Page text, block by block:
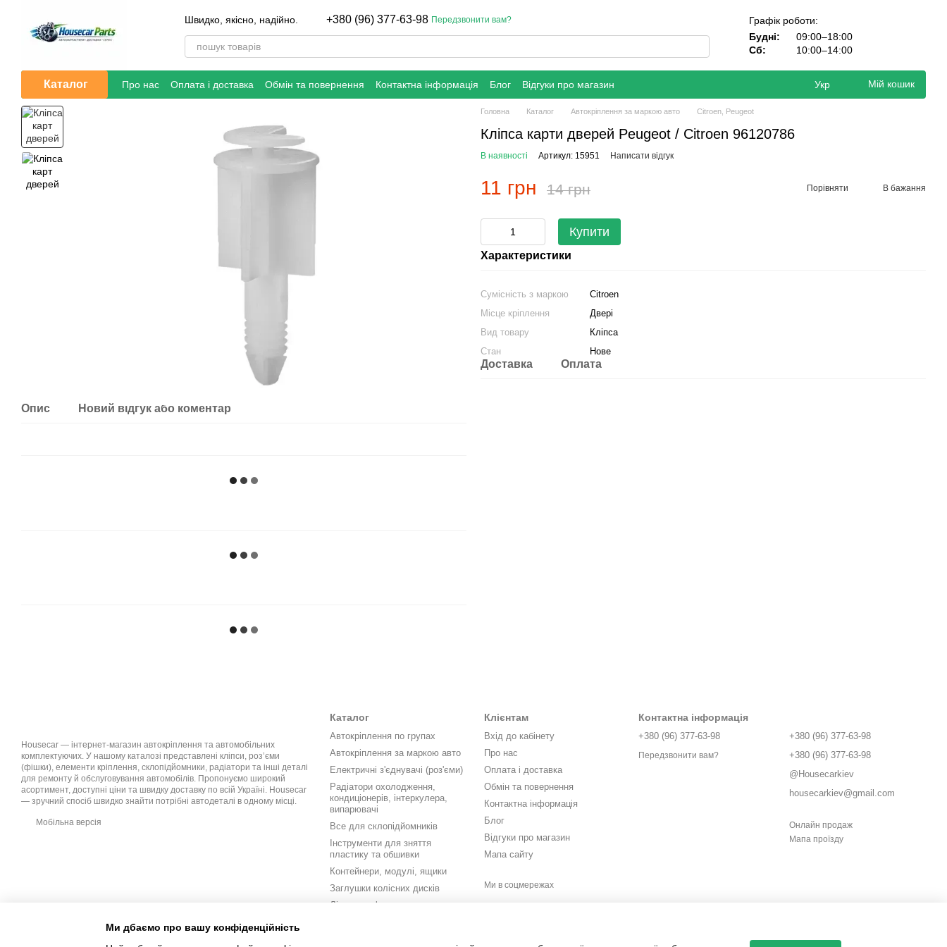
Швидко, якісно, надійно.
+380 (96) 377-63-98 Передзвонити вам?
Графік роботи:
Будні:
09:00–18:00
Сб:
10:00–14:00
Каталог Про нас Оплата і доставка Обмін та повернення Контактна інформація Блог Відгуки про магазин Укр Мій кошик
Опис Новий відгук або коментар
Головна Каталог Автокріплення за маркою авто Citroen, Peugeot
Кліпса карти дверей Peugeot / Citroen 96120786
В наявності Артикул: 15951 Написати відгук
11 грн 14 грн Порівняти В бажання
Купити
Характеристики
Сумісність з маркою
Citroen
Місце кріплення
Двері
Вид товару
Кліпса
Стан
Нове
Доставка Оплата
Housecar — інтернет-магазин автокріплення та автомобільних
комплектуючих. У нашому каталозі представлені кліпси, роз’єми
(фішки), елементи кріплення, склопідйомники, радіатори та інші деталі
для ремонту й обслуговування автомобілів. Пропонуємо широкий
асортимент, доступні ціни та швидку доставку по всій Україні. Housecar
— зручний спосіб швидко знайти потрібні автодеталі в одному місці.
Мобільна версія
Каталог
Автокріплення по групах
Автокріплення за маркою авто
Електричні з'єднувачі (роз'єми)
Радіатори охолодження,
кондиціонерів, інтеркулера,
випарювачі
Все для склопідйомників
Інструменти для зняття
пластику та обшивки
Контейнери, модулі, ящики
Заглушки колісних дисків
Літери, цифри, значки,
Клієнтам
Вхід до кабінету
Про нас
Оплата і доставка
Обмін та повернення
Контактна інформація
Блог
Відгуки про магазин
Мапа сайту
Ми в соцмережах
Контактна інформація
+380 (96) 377-63-98
Передзвонити вам?
+380 (96) 377-63-98
+380 (96) 377-63-98
@Housecarkiev
housecarkiev@gmail.com
Онлайн продаж
Мапа проїзду
Ми дбаємо про вашу конфіденційність